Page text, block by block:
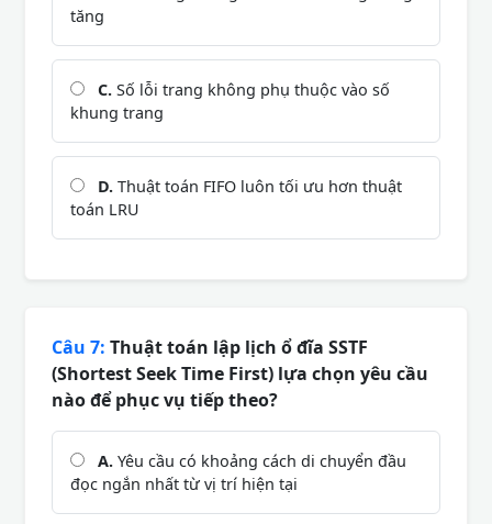
tăng
C. Số lỗi trang không phụ thuộc vào số
khung trang
D. Thuật toán FIFO luôn tối ưu hơn thuật
toán LRU
Câu 7: Thuật toán lập lịch ổ đĩa SSTF
(Shortest Seek Time First) lựa chọn yêu cầu
nào để phục vụ tiếp theo?
A. Yêu cầu có khoảng cách di chuyển đầu
đọc ngắn nhất từ vị trí hiện tại